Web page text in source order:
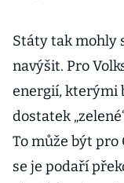
Státy tak mohly
navýšit. Pro
energií, kterými
dostatek
To může být pro
se je podaří